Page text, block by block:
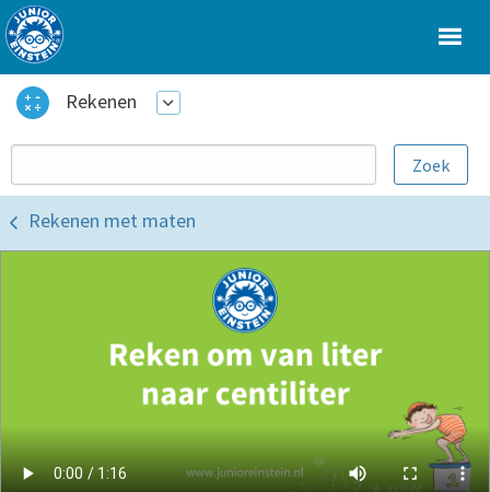
Rekenen
Rekenen met maten